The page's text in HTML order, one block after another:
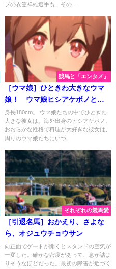
プの衣笠祥雄選手も、その...
競馬と「エンタメ」
［ウマ娘］ひときわ大きなウマ
娘！ ウマ娘ヒシアケボノと、
史実馬ヒシアケボノ。
身長180cm。 ウマ娘たちの中でひときわ
大きな彼女は、海外出身のヒシアケボノ。
おおらかな性格で料理が大好きな彼女は、
周りのウマ娘たちにいつ...
それぞれの競馬愛
［引退名馬］おかえり、さよな
ら、オジュウチョウサン
向正面でゲートが開くとスタンドの空気が
一変した。確かな密度があって、息が詰ま
りそうなほどだった。最初の障害が近づく